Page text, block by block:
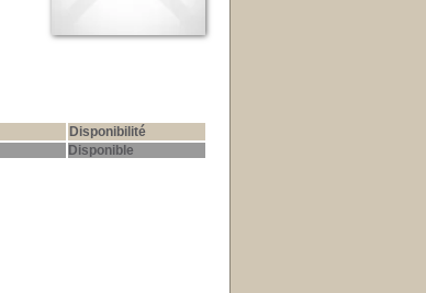
Disponibilité
Disponible